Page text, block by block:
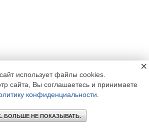
использует файлы cookies.
сайта, Вы соглашаетесь и принимаете
конфиденциальности
БОЛЬШЕ НЕ ПОКАЗЫВАТЬ.
×